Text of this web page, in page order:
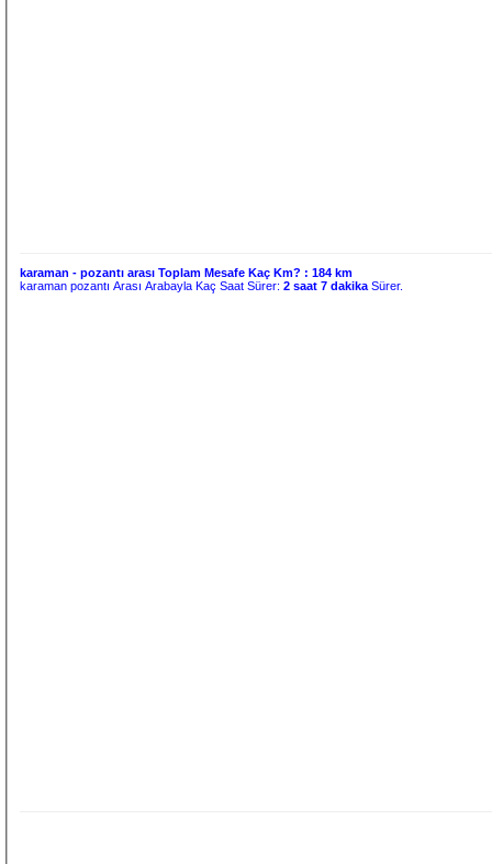
karaman - pozantı arası Toplam Mesafe Kaç Km? :184 km
karaman pozantı Arası Arabayla Kaç Saat Sürer:2 saat 7 dakika Sürer.